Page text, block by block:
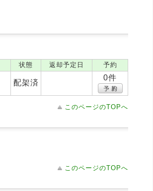
状態 返却予定日 予約
配架済
0件
このページのTOPへ
このページのTOPへ